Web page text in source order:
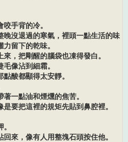
手背的冷。
沒退過的寒氣，裡頭一點生活的味
留下的乾味。
，把剛醒的腦袋也凍得發白。
像沾到細霜。
酸都顯得太安靜。
一點油和煙燻的焦苦。
要把這裡的規矩先貼到鼻腔裡。
來，像有人用整塊石頭按住他。